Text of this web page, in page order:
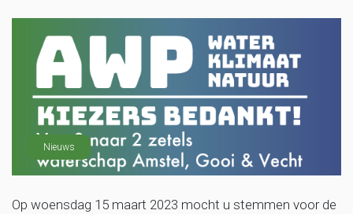
Nieuws
Op woensdag 15 maart 2023 mocht u stemmen voor de